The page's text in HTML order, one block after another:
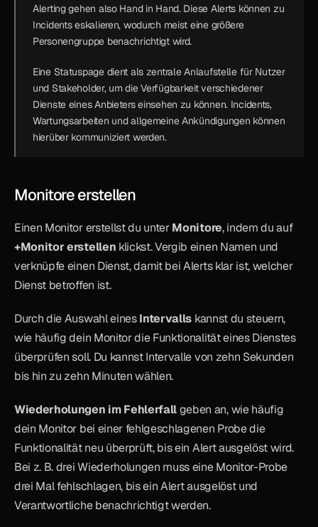
Alerting gehen also Hand in Hand. Diese Alerts können zu
Incidents eskalieren, wodurch meist eine größere
Personengruppe benachrichtigt wird.
Eine Statuspage dient als zentrale Anlaufstelle für Nutzer
und Stakeholder, um die Verfügbarkeit verschiedener
Dienste eines Anbieters einsehen zu können. Incidents,
Wartungsarbeiten und allgemeine Ankündigungen können
hierüber kommuniziert werden.
Monitore erstellen
Einen Monitor erstellst du unter Monitore
, indem du auf
+Monitor erstellen klickst. Vergib einen Namen und
verknüpfe einen Dienst, damit bei Alerts klar ist, welcher
Dienst betroffen ist.
Durch die Auswahl eines Intervalls kannst du steuern,
wie häufig dein Monitor die Funktionalität eines Dienstes
überprüfen soll. Du kannst Intervalle von zehn Sekunden
bis hin zu zehn Minuten wählen.
Wiederholungen im Fehlerfall geben an, wie häufig
dein Monitor bei einer fehlgeschlagenen Probe die
Funktionalität neu überprüft, bis ein Alert ausgelöst wird.
Bei z. B. drei Wiederholungen muss eine Monitor-Probe
drei Mal fehlschlagen, bis ein Alert ausgelöst und
Verantwortliche benachrichtigt werden.